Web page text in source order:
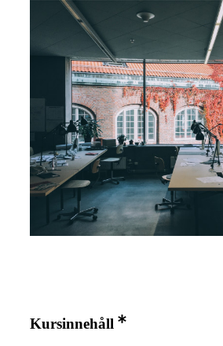
Kursinnehåll